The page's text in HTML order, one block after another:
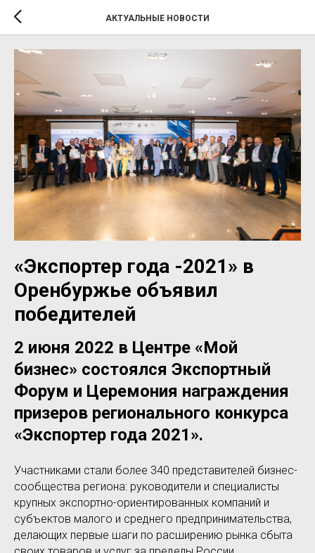
АКТУАЛЬНЫЕ НОВОСТИ
«Экспортер года -2021» в
Оренбуржье объявил
победителей
2 июня 2022 в Центре «Мой
бизнес» состоялся Экспортный
Форум и Церемония награждения
призеров регионального конкурса
«Экспортер года 2021».
Участниками стали более 340 представителей бизнес-
сообщества региона: руководители и специалисты
крупных экспортно-ориентированных компаний и
субъектов малого и среднего предпринимательства,
делающих первые шаги по расширению рынка сбыта